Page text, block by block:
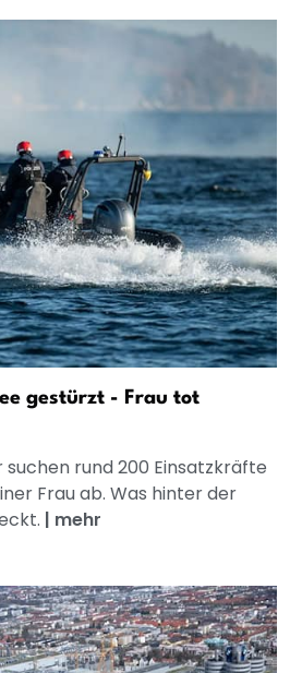
gestürzt - Frau tot
rund 200 Einsatzkräfte
Frau ab. Was hinter der
| mehr